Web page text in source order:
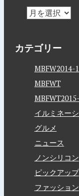
カテゴリー
MBFW2014-
MBFWT
イルミネー
グルメ
ニュース
ノンシリコン
ピックアップ
ファッション